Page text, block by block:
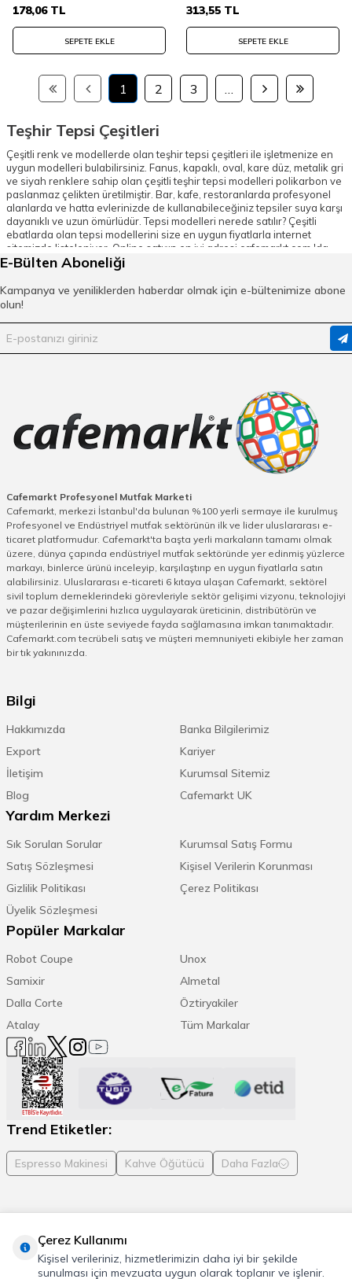
178,06TL
SEPETE EKLE
313,55 TL
SEPETE EKLE
1 2 3
Teşhir Tepsi Çeşitleri
Çeşitli renk ve modellerde olan teşhir tepsi çeşitleri ile işletmenize en
uygun modelleri bulabilirsiniz. Fanus, kapaklı, oval, kare düz, metalik gri
ve siyah renklere sahip olan çeşitli teşhir tepsi modelleri polikarbon ve
paslanmaz çelikten üretilmiştir. Bar, kafe, restoranlarda profesyonel
alanlarda ve hatta evlerinizde de kullanabileceğiniz tepsiler suya karşı
dayanıklı ve uzun ömürlüdür. Tepsi modelleri nerede satılır? Çeşitli
ebatlarda olan tepsi modellerini size en uygun fiyatlarla internet
sitemizde listeleniyor. Online satışın en iyi adresi cafemarkt.com 'da
işletmeniz için en uygun model ve renkte paslanmaz ve polikarbon
malzemeden üretilen Öztiryakiler ve Zicco marka tepsileri bulabilirsiniz.
Türkiye’nin her yerine hızlı kargo ile gönderim imkanı ve internet
sitemiz üzerinden taksitlendirme seçenekleriyle alışverişinizi hızlıca
Teşhir Tepsi Fiyatları
altındadır.Teşhir tepsi ürünlerimizi kafe, bar ve restoran gibi
profesyonel işletmelerde uzun süre kullanabilirsiniz. Çeşitli ebatlarda
ve renklerde olan tepkilerimize cafemarkt.com üzerinden göz atma
olanağına da sahipsiniz. Online satış özelliği sayesinde Türkiye'nin her
yerinden kolayca beğendiniz ürünü güvenli ödeme seçenekleri ile
satın alabilirsiniz. Ayrıca internet sitemizden yapacağınız alışverişlerde
yerine hızlı gönderim imkanı bulunmaktadır. Ekonomik fiyatlar ile satışa
sunulan modelleri inceleyerek işletmenizin ihtiyaçlarını kolaylıkla
karşılayabilirsiniz. Zengin ürün seçeneği ile tüm ihtiyaçlarınızı tek bir
alışveriş ile karşılayabilirsiniz.
E-Bülten Aboneliği
Kampanya ve yeniliklerden haberdar olmak için e-bültenimize abone
olun!
Cafemarkt Profesyonel Mutfak Marketi
Cafemarkt, merkezi İstanbul'da bulunan %100 yerli sermaye ile kurulmuş
Profesyonel ve Endüstriyel mutfak sektörünün ilk ve lider uluslararası e-
ticaret platformudur. Cafemarkt'ta başta yerli markaların tamamı olmak
üzere, dünya çapında endüstriyel mutfak sektöründe yer edinmiş yüzlerce
markayı, binlerce ürünü inceleyip, karşılaştırıp en uygun fiyatlarla satın
alabilirsiniz. Uluslararası e-ticareti 6 kıtaya ulaşan Cafemarkt, sektörel
sivil toplum derneklerindeki görevleriyle sektör gelişimi vizyonu, teknolojiyi
ve pazar değişimlerini hızlıca uygulayarak üreticinin, distribütörün ve
müşterilerinin en üste seviyede fayda sağlamasına imkan tanımaktadır.
Cafemarkt.com tecrübeli satış ve müşteri memnuniyeti ekibiyle her zaman
bir tık yakınınızda.
Bilgi
Hakkımızda
Banka Bilgilerimiz
Export
Kariyer
İletişim
Kurumsal Sitemiz
Blog
Cafemarkt UK
Yardım Merkezi
Sık Sorulan Sorular
Kurumsal Satış Formu
Satış Sözleşmesi
Kişisel Verilerin Korunması
Gizlilik Politikası
Çerez Politikası
Üyelik Sözleşmesi
Popüler Markalar
Robot Coupe
Unox
Samixir
Almetal
Dalla Corte
Öztiryakiler
Atalay
Tüm Markalar
Trend Etiketler:
Espresso Makinesi Kahve Öğütücü Daha Fazla
© 2026 Cafemarkt, Tüm hakları saklıdır
T-Soft E-TicaretSistemleriyle Hazırlanmıştır.
Çerez Kullanımı
Kişisel verileriniz, hizmetlerimizin daha iyi bir şekilde
sunulması için mevzuata uygun olarak toplanır ve işlenir.